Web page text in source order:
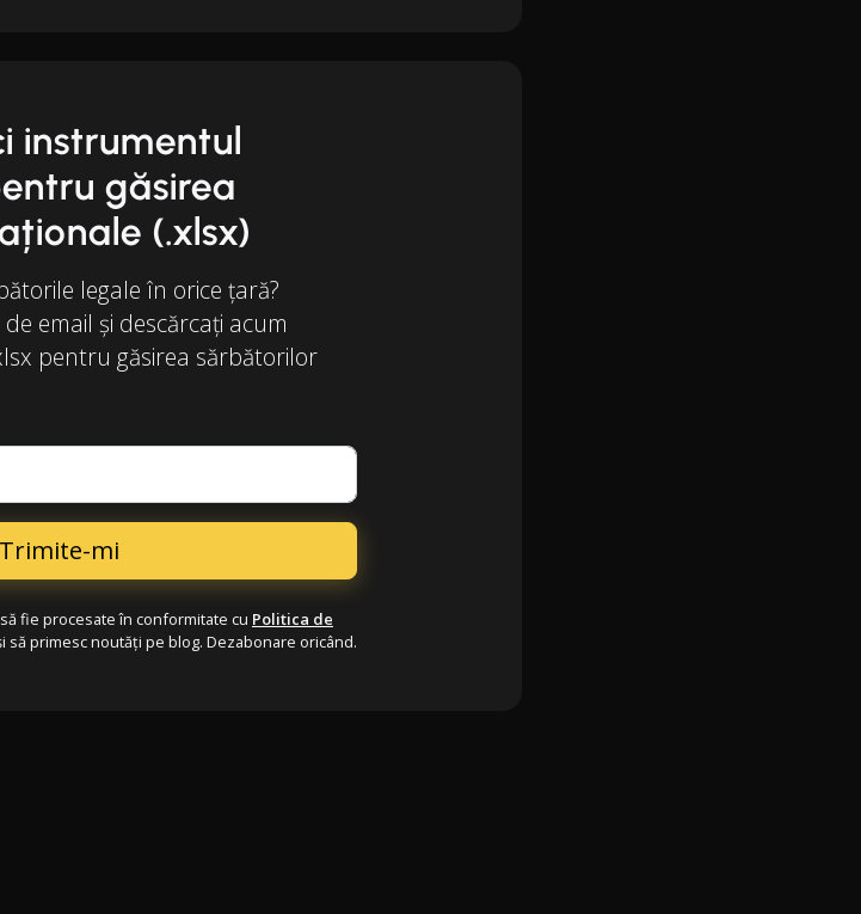
instrumentul
găsirea
(.xlsx)
legale în orice țară?
email și descărcați acum
pentru găsirea sărbătorilor
fie procesate în conformitate cu Politica de
să primesc noutăți pe blog. Dezabonare oricând.